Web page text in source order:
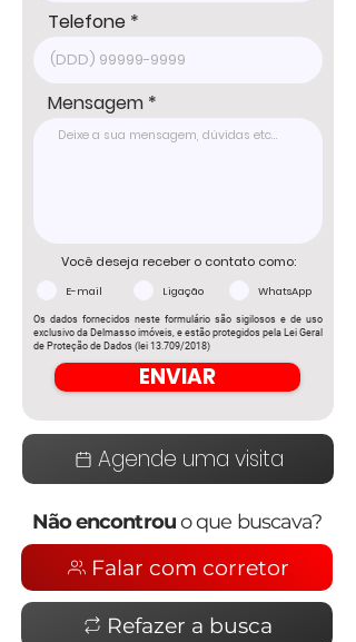
Telefone
Mensagem
Você deseja receber o contato como:
E-mail Ligação WhatsApp
Os dados fornecidos neste formulário são sigilosos e de uso
exclusivo da Delmasso imóveis, e estão protegidos pela Lei Geral
de Proteção de Dados (lei 13.709/2018)
ENVIAR
Agende uma visita
Não encontrouo que buscava?
Falar com corretor
Refazer a busca